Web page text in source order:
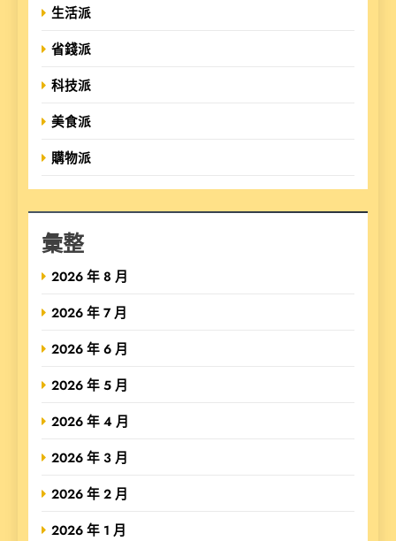
生活派
省錢派
科技派
美食派
購物派
彙整
2026 年 8 月
2026 年 7 月
2026 年 6 月
2026 年 5 月
2026 年 4 月
2026 年 3 月
2026 年 2 月
2026 年 1 月